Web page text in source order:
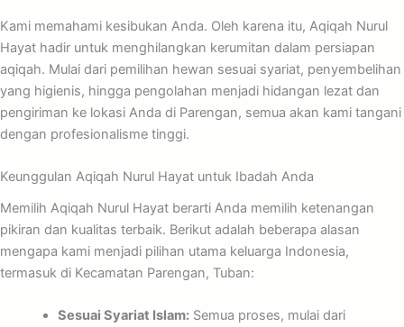
Kami memahami kesibukan Anda. Oleh karena itu, Aqiqah Nurul
Hayat hadir untuk menghilangkan kerumitan dalam persiapan
aqiqah. Mulai dari pemilihan hewan sesuai syariat, penyembelihan
yang higienis, hingga pengolahan menjadi hidangan lezat dan
pengiriman ke lokasi Anda di Parengan, semua akan kami tangani
dengan profesionalisme tinggi.
Keunggulan Aqiqah Nurul Hayat untuk Ibadah Anda
Memilih Aqiqah Nurul Hayat berarti Anda memilih ketenangan
pikiran dan kualitas terbaik. Berikut adalah beberapa alasan
mengapa kami menjadi pilihan utama keluarga Indonesia,
termasuk di Kecamatan Parengan, Tuban:
Sesuai Syariat Islam:Semua proses, mulai dari